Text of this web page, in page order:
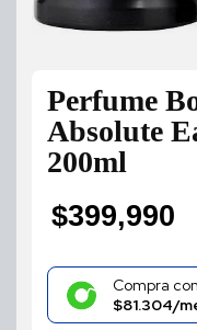
Perfume
Absolute
200ml
$399,990
Compra con
$81.304/